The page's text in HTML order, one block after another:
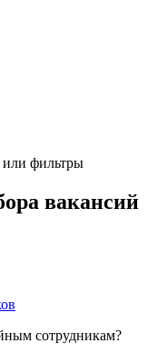
или фильтры
вакансий
сотрудникам?